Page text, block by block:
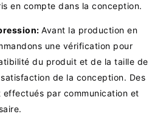
en compte dans la conception.
Avant la production en
une vérification pour
du produit et de la taille de
de la conception. Des
effectués par communication et